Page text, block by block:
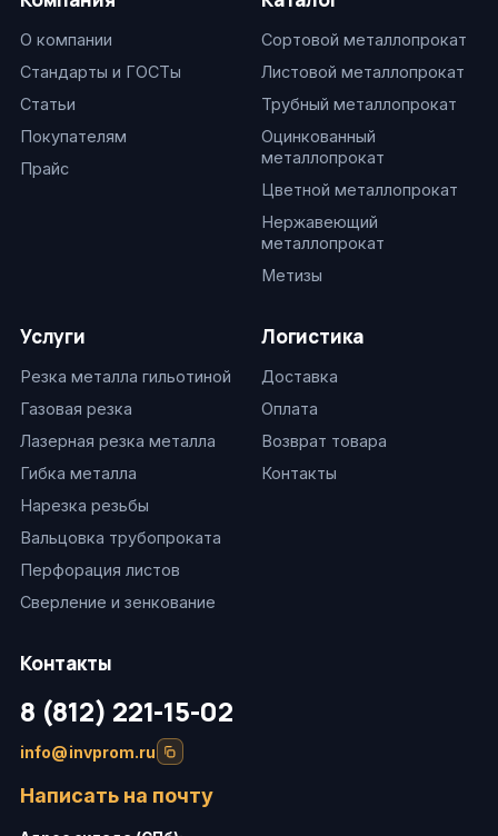
О компании
Стандарты и ГОСТы
Статьи
Покупателям
Прайс
Сортовой металлопрокат
Листовой металлопрокат
Трубный металлопрокат
Оцинкованный
металлопрокат
Цветной металлопрокат
Нержавеющий
металлопрокат
Метизы
Услуги
Резка металла гильотиной
Газовая резка
Лазерная резка металла
Гибка металла
Нарезка резьбы
Вальцовка трубопроката
Перфорация листов
Сверление и зенкование
Логистика
Доставка
Оплата
Возврат товара
Контакты
Контакты
8 (812) 221-15-02
info@invprom.ru
Написать на почту